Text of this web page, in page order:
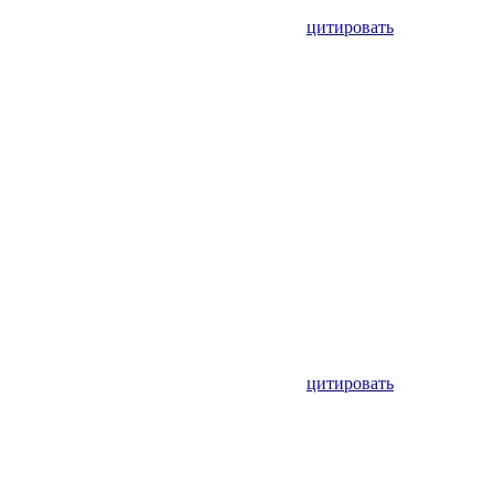
цитировать
цитировать